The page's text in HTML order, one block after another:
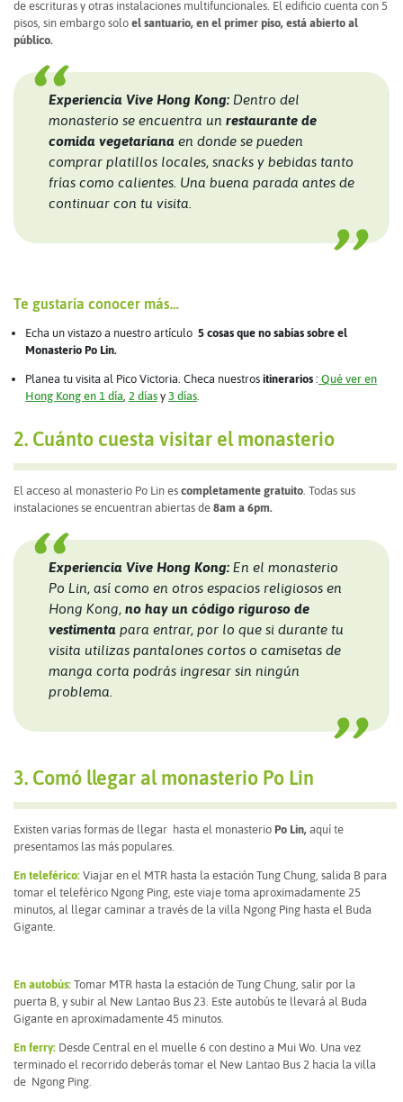
de escrituras y otras instalaciones multifuncionales. El edificio cuenta con 5
pisos, sin embargo solo el santuario, en el primer piso, está abierto al
público.
Experiencia Vive Hong Kong: Dentro del
monasterio se encuentra un restaurante de
comida vegetariana en donde se pueden
comprar platillos locales, snacks y bebidas tanto
frías como calientes. Una buena parada antes de
continuar con tu visita.
Te gustaría conocer más…
Echa un vistazo a nuestro artículo 5 cosas que no sabías sobre el
Monasterio Po Lin.
Planea tu visita al Pico Victoria. Checa nuestros itinerarios : Qué ver en
Hong Kong en 1 día 2 días y 3 días
2. Cuánto cuesta visitar el monasterio
El acceso al monasterio Po Lin es completamente gratuito . Todas sus
instalaciones se encuentran abiertas de 8am a 6pm.
Experiencia Vive Hong Kong: En el monasterio
Po Lin, así como en otros espacios religiosos en
Hong Kong, no hay un código riguroso de
vestimenta para entrar, por lo que si durante tu
visita utilizas pantalones cortos o camisetas de
manga corta podrás ingresar sin ningún
problema.
3. Comó llegar al monasterio Po Lin
Existen varias formas de llegar hasta el monasterio Po Lin, aquí te
presentamos las más populares.
En teleférico: Viajar en el MTR hasta la estación Tung Chung, salida B para
tomar el teleférico Ngong Ping, este viaje toma aproximadamente 25
minutos, al llegar caminar a través de la villa Ngong Ping hasta el Buda
Gigante.
En autobús: Tomar MTR hasta la estación de Tung Chung, salir por la
puerta B, y subir al New Lantao Bus 23. Este autobús te llevará al Buda
Gigante en aproximadamente 45 minutos.
En ferry: Desde Central en el muelle 6 con destino a Mui Wo. Una vez
terminado el recorrido deberás tomar el New Lantao Bus 2 hacia la villa
de Ngong Ping.